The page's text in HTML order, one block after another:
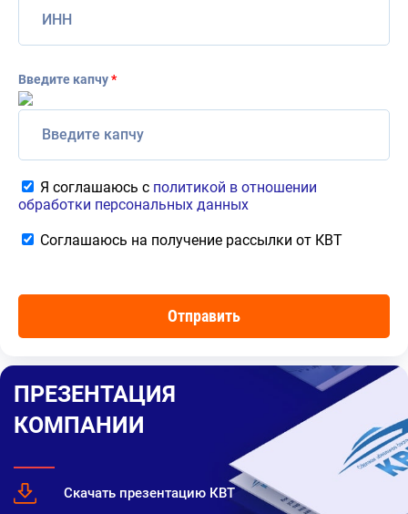
Введите капчу*
Я соглашаюсь с политикой в отношении
обработки персональных данных
Соглашаюсь на получение рассылки от КВТ
ПРЕЗЕНТАЦИЯ
КОМПАНИИ
Скачать презентацию КВТ